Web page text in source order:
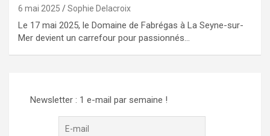
6 mai 2025 Sophie Delacroix
Le 17 mai 2025, le Domaine de Fabrégas à La Seyne-sur-
Mer devient un carrefour pour passionnés…
Newsletter : 1 e-mail par semaine !